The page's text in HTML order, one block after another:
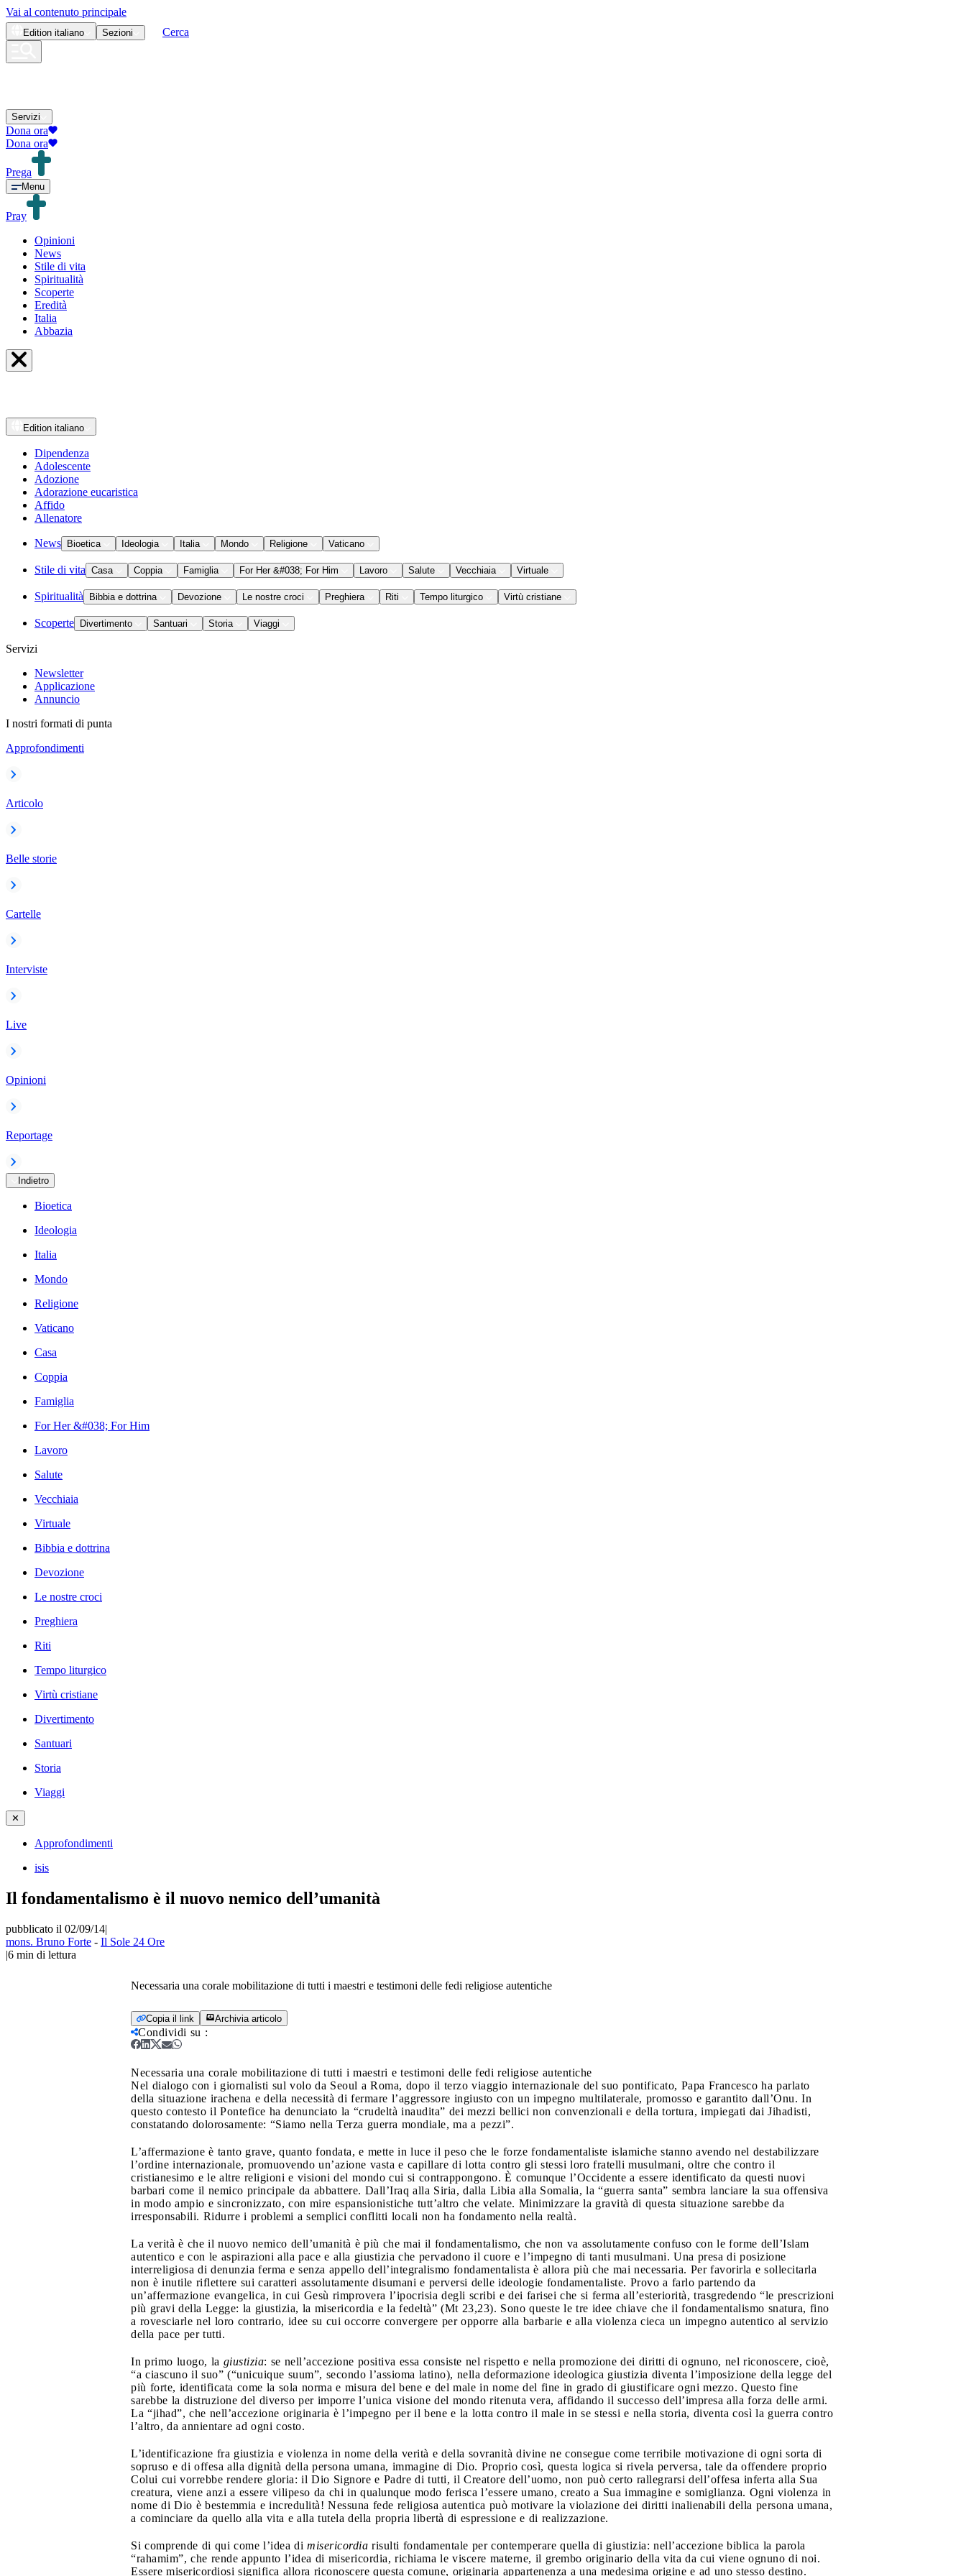
Vai al contenuto principale
Edition italiano Sezioni Cerca
Servizi
Dona ora
Dona ora
Prega
Menu
Pray
Opinioni
News
Stile di vita
Spiritualità
Scoperte
Eredità
Italia
Abbazia
Edition italiano
Dipendenza
Adolescente
Adozione
Adorazione eucaristica
Affido
Allenatore
News Bioetica Ideologia Italia Mondo Religione Vaticano
Stile di vita Casa Coppia Famiglia For Her &#038; For Him Lavoro Salute Vecchiaia Virtuale
Spiritualità Bibbia e dottrina Devozione Le nostre croci Preghiera Riti Tempo liturgico Virtù cristiane
Scoperte Divertimento Santuari Storia Viaggi
Servizi
Newsletter
Applicazione
Annuncio
I nostri formati di punta
Approfondimenti
Articolo
Belle storie
Cartelle
Interviste
Live
Opinioni
Reportage
Indietro
Bioetica
Ideologia
Italia
Mondo
Religione
Vaticano
Casa
Coppia
Famiglia
For Her &#038; For Him
Lavoro
Salute
Vecchiaia
Virtuale
Bibbia e dottrina
Devozione
Le nostre croci
Preghiera
Riti
Tempo liturgico
Virtù cristiane
Divertimento
Santuari
Storia
Viaggi
✕
Approfondimenti
isis
Il fondamentalismo è il nuovo nemico dell’umanità
pubblicato il 02/09/14|
mons. Bruno Forte - Il Sole 24 Ore
|6 min di lettura
Necessaria una corale mobilitazione di tutti i maestri e testimoni delle fedi religiose autentiche
Copia il link Archivia articolo
Condividi su :
Necessaria una corale mobilitazione di tutti i maestri e testimoni delle fedi religiose autentiche
Nel dialogo con i giornalisti sul volo da Seoul a Roma, dopo il terzo viaggio internazionale del suo pontificato, Papa Francesco ha parlato
della situazione irachena e della necessità di fermare l’aggressore ingiusto con un impegno multilaterale, promosso e garantito dall’Onu. In
questo contesto il Pontefice ha denunciato la “crudeltà inaudita” dei mezzi bellici non convenzionali e della tortura, impiegati dai Jihadisti,
constatando dolorosamente: “Siamo nella Terza guerra mondiale, ma a pezzi”.
L’affermazione è tanto grave, quanto fondata, e mette in luce il peso che le forze fondamentaliste islamiche stanno avendo nel destabilizzare
l’ordine internazionale, promuovendo un’azione vasta e capillare di lotta contro gli stessi loro fratelli musulmani, oltre che contro il
cristianesimo e le altre religioni e visioni del mondo cui si contrappongono. È comunque l’Occidente a essere identificato da questi nuovi
barbari come il nemico principale da abbattere. Dall’Iraq alla Siria, dalla Libia alla Somalia, la “guerra santa” sembra lanciare la sua offensiva
in modo ampio e sincronizzato, con mire espansionistiche tutt’altro che velate. Minimizzare la gravità di questa situazione sarebbe da
irresponsabili. Ridurre i problemi a semplici conflitti locali non ha fondamento nella realtà.
La verità è che il nuovo nemico dell’umanità è più che mai il fondamentalismo, che non va assolutamente confuso con le forme dell’Islam
autentico e con le aspirazioni alla pace e alla giustizia che pervadono il cuore e l’impegno di tanti musulmani. Una presa di posizione
interreligiosa di denunzia ferma e senza appello dell’integralismo fondamentalista è allora più che mai necessaria. Per favorirla e sollecitarla
non è inutile riflettere sui caratteri assolutamente disumani e perversi delle ideologie fondamentaliste. Provo a farlo partendo da
un’affermazione evangelica, in cui Gesù rimprovera l’ipocrisia degli scribi e dei farisei che si ferma all’esteriorità, trasgredendo “le prescrizioni
più gravi della Legge: la giustizia, la misericordia e la fedeltà” (Mt 23,23). Sono queste le tre idee chiave che il fondamentalismo snatura, fino
a rovesciarle nel loro contrario, idee su cui occorre convergere per opporre alla barbarie e alla violenza cieca un impegno autentico al servizio
della pace per tutti.
In primo luogo, la giustizia: se nell’accezione positiva essa consiste nel rispetto e nella promozione dei diritti di ognuno, nel riconoscere, cioè,
“a ciascuno il suo” (“unicuique suum”, secondo l’assioma latino), nella deformazione ideologica giustizia diventa l’imposizione della legge del
più forte, identificata come la sola norma e misura del bene e del male in nome del fine in grado di giustificare ogni mezzo. Questo fine
sarebbe la distruzione del diverso per imporre l’unica visione del mondo ritenuta vera, affidando il successo dell’impresa alla forza delle armi.
La “jihad”, che nell’accezione originaria è l’impegno per il bene e la lotta contro il male in se stessi e nella storia, diventa così la guerra contro
l’altro, da annientare ad ogni costo.
L’identificazione fra giustizia e violenza in nome della verità e della sovranità divine ne consegue come terribile motivazione di ogni sorta di
sopruso e di offesa alla dignità della persona umana, immagine di Dio. Proprio così, questa logica si rivela perversa, tale da offendere proprio
Colui cui vorrebbe rendere gloria: il Dio Signore e Padre di tutti, il Creatore dell’uomo, non può certo rallegrarsi dell’offesa inferta alla Sua
creatura, viene anzi a essere vilipeso da chi in qualunque modo ferisca l’essere umano, creato a Sua immagine e somiglianza. Ogni violenza in
nome di Dio è bestemmia e incredulità! Nessuna fede religiosa autentica può motivare la violazione dei diritti inalienabili della persona umana,
a cominciare da quello alla vita e alla tutela della propria libertà di espressione e di realizzazione.
Si comprende di qui come l’idea di misericordia risulti fondamentale per contemperare quella di giustizia: nell’accezione biblica la parola
“rahamim”, che rende appunto l’idea di misericordia, richiama le viscere materne, il grembo originario della vita da cui viene ognuno di noi.
Essere misericordiosi significa allora riconoscere questa comune, originaria appartenenza a una medesima origine e ad uno stesso destino.